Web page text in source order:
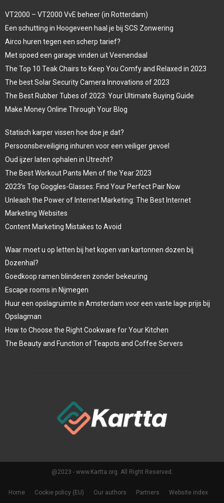
VT2000 – VT2000 VvE beheer (in Rotterdam)
Een schutting in Hoogeveen haal je bij SCS Zonwering
Airco huren tegen een scherp tarief?
Met spoed een garage vinden uit Veenendaal
The Top 10 Teak Chairs to Keep You Comfy and Relaxed in 2023
The best Solar Security Camera Innovations of 2023
The Best Rubber Tubes of 2023: Your Ultimate Buying Guide
Make Money Online Through Your Blog
Statisch karper vissen hoe doe je dat?
Persoonsbeveiliging inhuren voor een veiliger gevoel
Oud ijzer laten ophalen in Utrecht?
The Best Workout Pants Men of the Year 2023
2023’s Top Goggles-Glasses: Find Your Perfect Pair Now
Unleash the Power of Internet Marketing: The Best Internet
Marketing Websites
Content Marketing Mistakes to Avoid
Waar moet u op letten bij het kopen van kartonnen dozen bij
Dozenhal?
Goedkoop ramen blinderen zonder bekeuring
Escape rooms in Nijmegen
Huur een opslagruimte in Amsterdam voor een vaste lage prijs bij
Opslagman
How to Choose the Right Cookware for Your Kitchen
The Beauty and Function of Teapots and Coffee Servers
@2023 - www.Kartta.org. All Right Reserved.
Home Cookie policy (EU) Our authors Partners
Website index